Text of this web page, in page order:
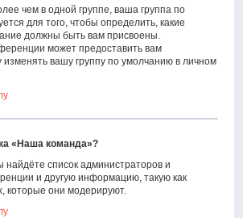
чем в одной группе, ваша группа по
для того, чтобы определить, какие
должны быть вам присвоены.
может предоставить вам
вашу группу по умолчанию в личном
«Наша команда»?
найдёте список администраторов и
и другую информацию, такую как
которые они модерируют.